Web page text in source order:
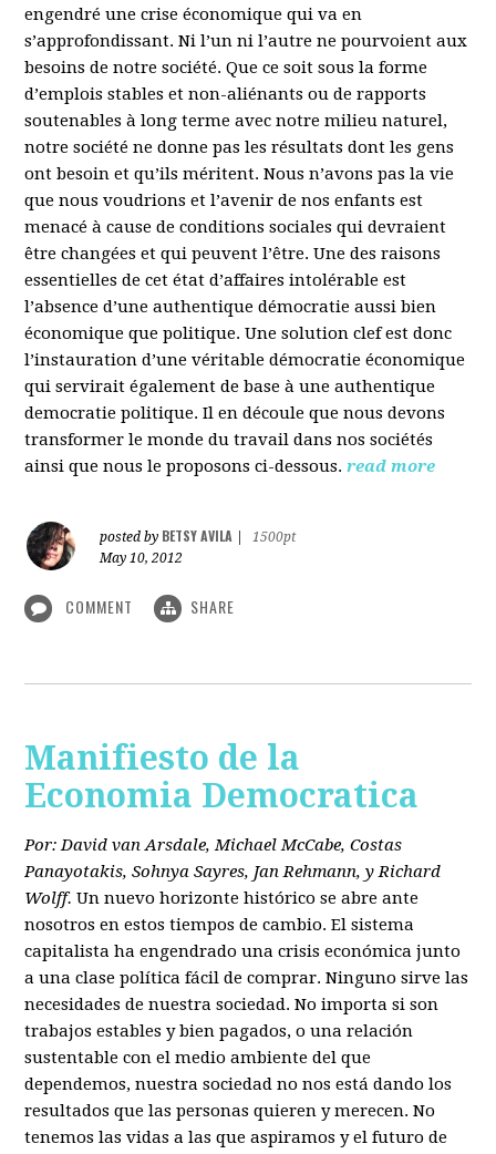
engendré une crise économique qui va en
s’approfondissant. Ni l’un ni l’autre ne pourvoient aux
besoins de notre société. Que ce soit sous la forme
d’emplois stables et non-aliénants ou de rapports
soutenables à long terme avec notre milieu naturel,
notre société ne donne pas les résultats dont les gens
ont besoin et qu’ils méritent. Nous n’avons pas la vie
que nous voudrions et l’avenir de nos enfants est
menacé à cause de conditions sociales qui devraient
être changées et qui peuvent l’être. Une des raisons
essentielles de cet état d’affaires intolérable est
l’absence d’une authentique démocratie aussi bien
économique que politique. Une solution clef est donc
l’instauration d’une véritable démocratie économique
qui servirait également de base à une authentique
democratie politique. Il en découle que nous devons
transformer le monde du travail dans nos sociétés
ainsi que nous le proposons ci-dessous. read more
posted by BETSY AVILA
1500pt
May 10, 2012
COMMENT SHARE
Manifiesto de la
Economia Democratica
Por: David van Arsdale, Michael McCabe, Costas
Panayotakis, Sohnya Sayres, Jan Rehmann, y Richard
Wolff. Un nuevo horizonte histórico se abre ante
nosotros en estos tiempos de cambio. El sistema
capitalista ha engendrado una crisis económica junto
a una clase política fácil de comprar. Ninguno sirve las
necesidades de nuestra sociedad. No importa si son
trabajos estables y bien pagados, o una relación
sustentable con el medio ambiente del que
dependemos, nuestra sociedad no nos está dando los
resultados que las personas quieren y merecen. No
tenemos las vidas a las que aspiramos y el futuro de